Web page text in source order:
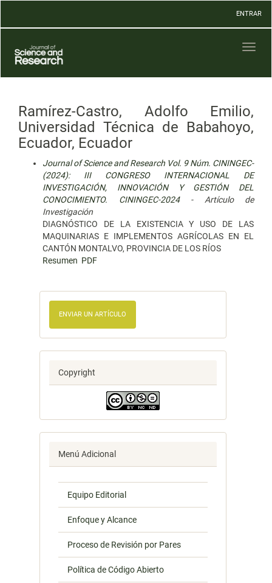
Contenido
Barra
lateral
ENTRAR
Ramírez-Castro, Adolfo Emilio,
Universidad Técnica de Babahoyo,
Ecuador, Ecuador
Journal of Science and Research Vol. 9 Núm. CININGEC-
(2024): III CONGRESO INTERNACIONAL DE
INVESTIGACIÓN, INNOVACIÓN Y GESTIÓN DEL
CONOCIMIENTO. CININGEC-2024- Artículo de
Investigación
DIAGNÓSTICO DE LA EXISTENCIA Y USO DE LAS
MAQUINARIAS E IMPLEMENTOS AGRÍCOLAS EN EL
CANTÓN MONTALVO, PROVINCIA DE LOS RÍOS
Resumen PDF
ENVIAR UN ARTÍCULO
Copyright
Menú Adicional
Equipo Editorial
Enfoque y Alcance
Proceso de Revisión por Pares
Política de Código Abierto